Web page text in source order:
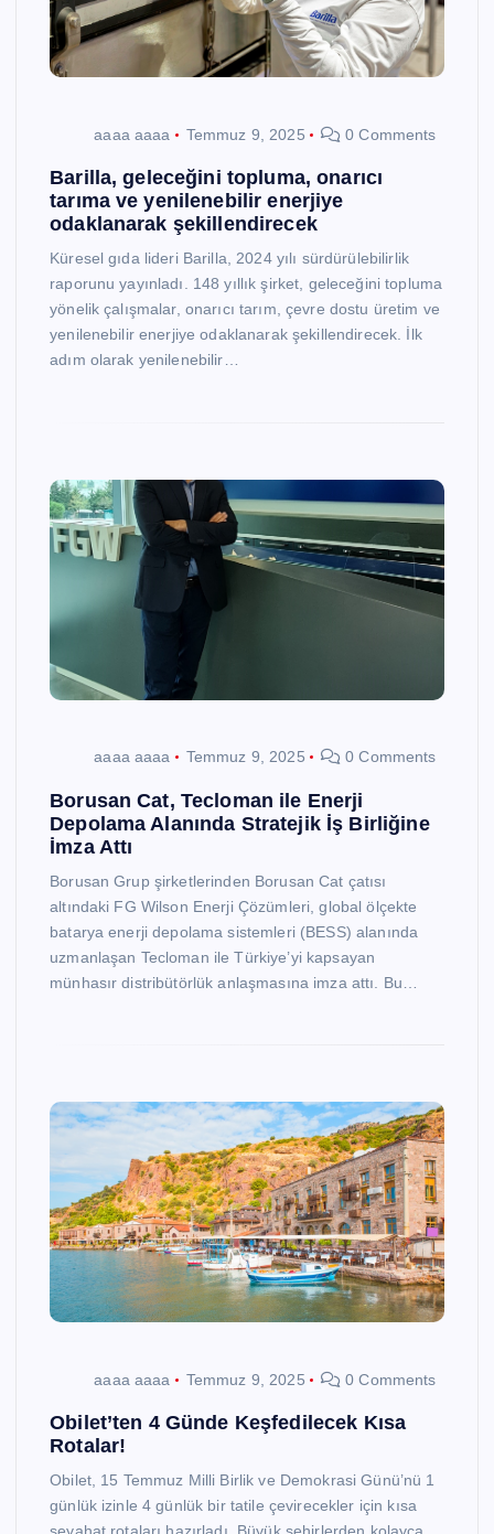
aaaa aaaa Temmuz 9, 2025 0 Comments
Barilla, geleceğini topluma, onarıcı
tarıma ve yenilenebilir enerjiye
odaklanarak şekillendirecek
Küresel gıda lideri Barilla, 2024 yılı sürdürülebilirlik
raporunu yayınladı. 148 yıllık şirket, geleceğini topluma
yönelik çalışmalar, onarıcı tarım, çevre dostu üretim ve
yenilenebilir enerjiye odaklanarak şekillendirecek. İlk
adım olarak yenilenebilir…
aaaa aaaa Temmuz 9, 2025 0 Comments
Borusan Cat, Tecloman ile Enerji
Depolama Alanında Stratejik İş Birliğine
İmza Attı
Borusan Grup şirketlerinden Borusan Cat çatısı
altındaki FG Wilson Enerji Çözümleri, global ölçekte
batarya enerji depolama sistemleri (BESS) alanında
uzmanlaşan Tecloman ile Türkiye’yi kapsayan
münhasır distribütörlük anlaşmasına imza attı. Bu…
aaaa aaaa Temmuz 9, 2025 0 Comments
Obilet’ten 4 Günde Keşfedilecek Kısa
Rotalar!
Obilet, 15 Temmuz Milli Birlik ve Demokrasi Günü’nü 1
günlük izinle 4 günlük bir tatile çevirecekler için kısa